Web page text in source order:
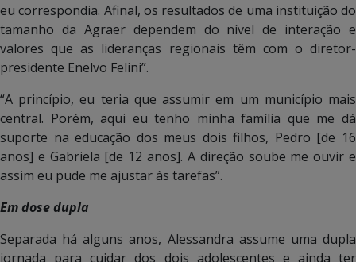
eu correspondia. Afinal, os resultados de uma instituição do
tamanho da Agraer dependem do nível de interação e
valores que as lideranças regionais têm com o diretor-
presidente Enelvo Felini”.
“A princípio, eu teria que assumir em um município mais
central. Porém, aqui eu tenho minha família que me dá
suporte na educação dos meus dois filhos, Pedro [de 16
anos] e Gabriela [de 12 anos]. A direção soube me ouvir e
assim eu pude me ajustar às tarefas”.
Em dose dupla
Separada há alguns anos, Alessandra assume uma dupla
jornada para cuidar dos dois adolescentes e ainda ter